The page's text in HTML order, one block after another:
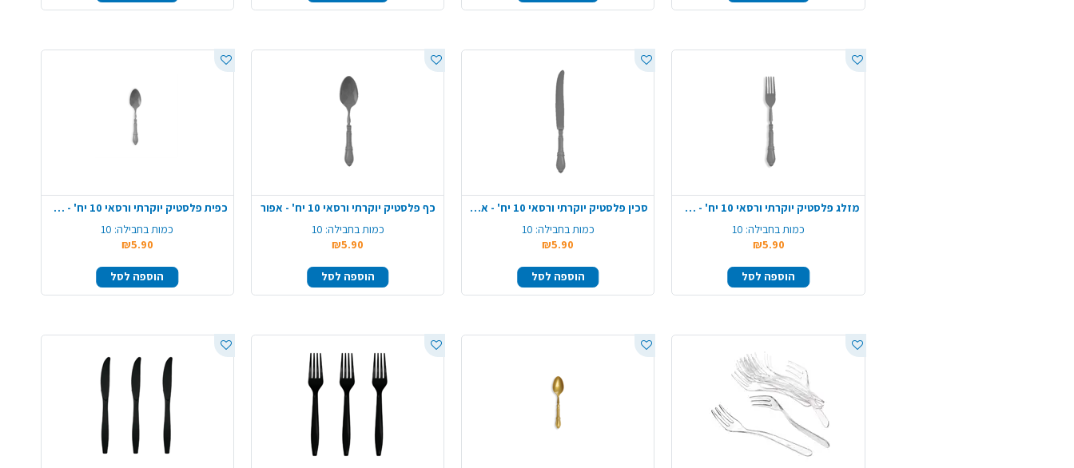
מזלג פלסטיק יוקרתי ורסאי 10 יח' - אפור
כמות בחבילה: 10
₪5.90
הוספה לסל
סכין פלסטיק יוקרתי ורסאי 10 יח' - אפור
כמות בחבילה: 10
₪5.90
הוספה לסל
כף פלסטיק יוקרתי ורסאי 10 יח' - אפור
כמות בחבילה: 10
₪5.90
הוספה לסל
כפית פלסטיק יוקרתי ורסאי 10 יח' - אפור
כמות בחבילה: 10
₪5.90
הוספה לסל